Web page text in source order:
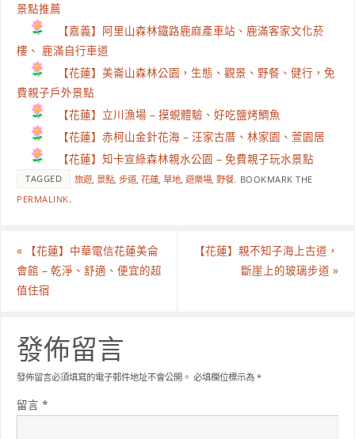
景點推薦
【嘉義】阿里山森林鐵路鹿麻產車站、鹿滿客家文化菸
樓、 鹿滿自行車道
【花蓮】美崙山森林公園，生態、觀景、野餐、健行，免
費親子戶外景點
【花蓮】立川漁場 – 摸蜆體驗、好吃鹽烤鯛魚
【花蓮】赤柯山金針花海 – 汪家古厝、林家園、萱園居
【花蓮】知卡宣綠森林親水公園 – 免費親子玩水景點
TAGGED 旅遊,景點,步道,花蓮,草地,遊樂場,野餐. BOOKMARK THE
PERMALINK.
« 【花蓮】中華電信花蓮美侖
會館 – 乾淨、舒適、便宜的超
值住宿
【花蓮】親不知子海上古道，
斷崖上的玻璃步道 »
發佈留言
發佈留言必須填寫的電子郵件地址不會公開。 必填欄位標示為*
留言*